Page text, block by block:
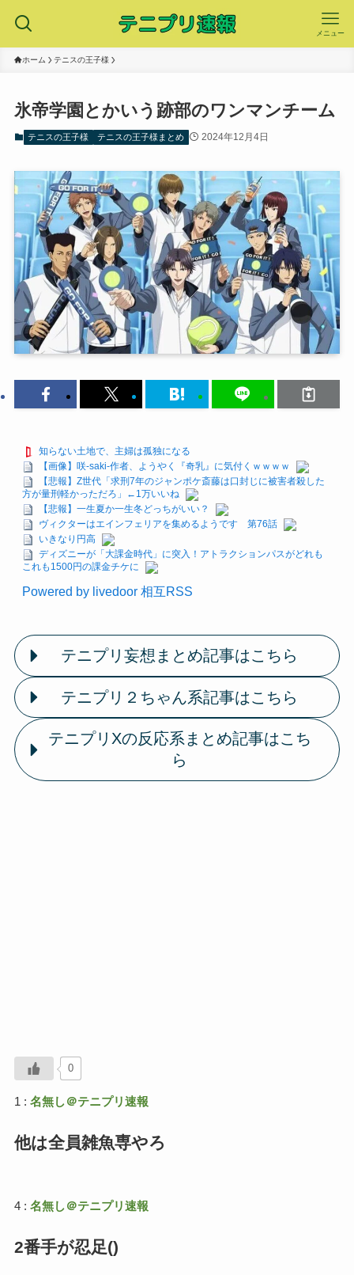
メニュー
ホーム テニスの王子様
氷帝学園とかいう跡部のワンマンチーム
テニスの王子様 テニスの王子様まとめ 2024年12月4日
知らない土地で、主婦は孤独になる
【画像】咲-saki-作者、ようやく『奇乳』に気付くｗｗｗｗ
【悲報】Z世代「求刑7年のジャンポケ斎藤は口封じに被害者殺した
方が量刑軽かっただろ」←1万いいね
【悲報】一生夏か一生冬どっちがいい？
ヴィクターはエインフェリアを集めるようです 第76話
いきなり円高
ディズニーが「大課金時代」に突入！アトラクションパスがどれも
これも1500円の課金チケに
Powered by livedoor 相互RSS
テニプリ妄想まとめ記事はこちら
テニプリ２ちゃん系記事はこちら
テニプリXの反応系まとめ記事はこち
ら
0
1 : 名無し＠テニプリ速報
他は全員雑魚専やろ
4 : 名無し＠テニプリ速報
2番手が忍足()